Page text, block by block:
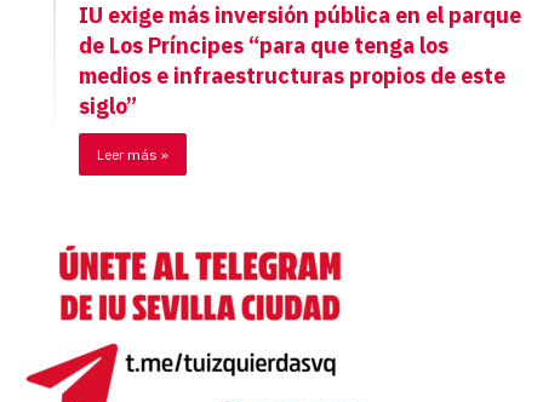
IU exige más inversión pública en el parque
de Los Príncipes “para que tenga los
medios e infraestructuras propios de este
siglo”
Leer más »